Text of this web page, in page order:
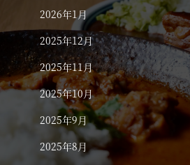
2026年1月
2025年12月
2025年11月
2025年10月
2025年9月
2025年8月